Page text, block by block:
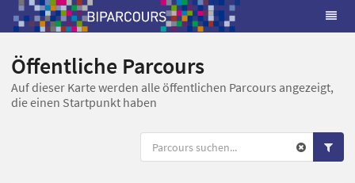
Öffentliche Parcours
Auf dieser Karte werden alle öffentlichen Parcours angezeigt,
die einen Startpunkt haben